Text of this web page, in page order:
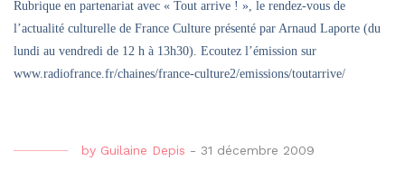
Rubrique en partenariat avec « Tout arrive ! », le rendez-vous de
l’actualité culturelle de France Culture présenté par Arnaud Laporte (du
lundi au vendredi de 12 h à 13h30). Ecoutez l’émission sur
www.radiofrance.fr/chaines/france-culture2/emissions/toutarrive/
by Guilaine Depis - 31 décembre 2009